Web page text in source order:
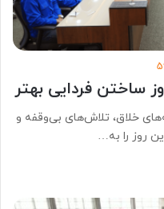
ساختن فردایی بهتر
خلاق، تلاش‌های بی‌وقفه و
روز را به…